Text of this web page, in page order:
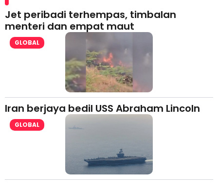
Jet peribadi terhempas, timbalan
menteri dan empat maut
GLOBAL
Iran berjaya bedil USS Abraham Lincoln
GLOBAL